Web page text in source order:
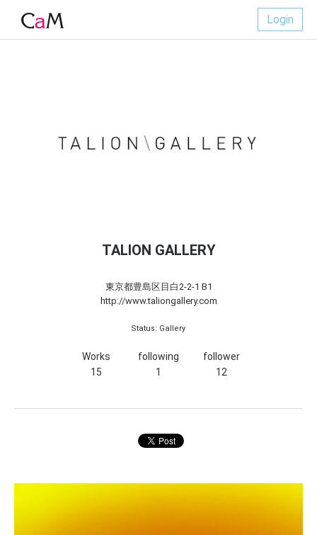
Login
TALION GALLERY
東京都豊島区目白2-2-1 B1
http://www.taliongallery.com
Status: Gallery
Works following
follower
15
1 12